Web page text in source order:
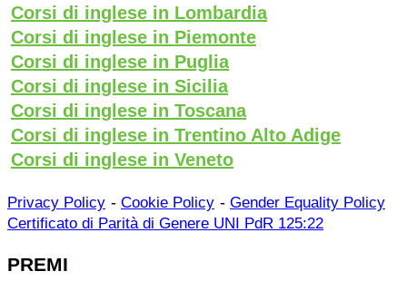
Corsi di inglese in Lombardia
Corsi di inglese in Piemonte
Corsi di inglese in Puglia
Corsi di inglese in Sicilia
Corsi di inglese in Toscana
Corsi di inglese in Trentino Alto Adige
Corsi di inglese in Veneto
Privacy Policy - Cookie Policy - Gender Equality Policy
Certificato di Parità di Genere UNI PdR 125:22
PREMI